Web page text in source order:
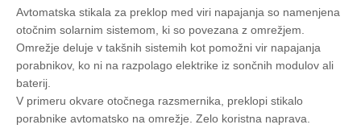
Avtomatska stikala za preklop med viri napajanja so namenjena
otočnim solarnim sistemom, ki so povezana z omrežjem.
Omrežje deluje v takšnih sistemih kot pomožni vir napajanja
porabnikov, ko ni na razpolago elektrike iz sončnih modulov ali
baterij.
V primeru okvare otočnega razsmernika, preklopi stikalo
porabnike avtomatsko na omrežje. Zelo koristna naprava.